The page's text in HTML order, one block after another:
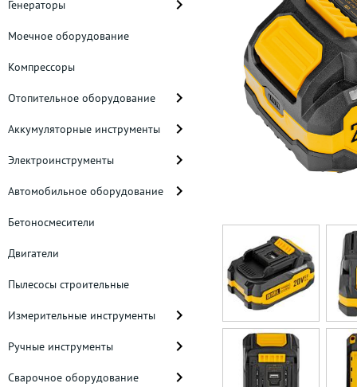
Генераторы
Моечное оборудование
Компрессоры
Отопительное оборудование
Аккумуляторные инструменты
Электроинструменты
Автомобильное оборудование
Бетоносмесители
Двигатели
Пылесосы строительные
Измерительные инструменты
Ручные инструменты
Сварочное оборудование